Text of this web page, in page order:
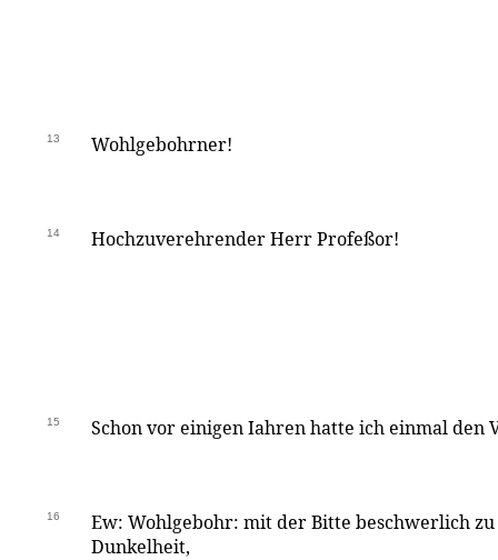
13 Wohlgebohrner!
14 Hochzuverehrender Herr Profeßor!
15 Schon vor einigen Iahren hatte ich einmal den
16
Ew: Wohlgebohr: mit der Bitte beschwerlich
Dunkelheit,